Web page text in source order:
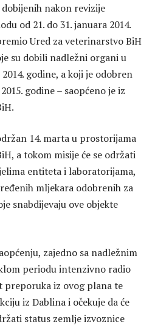
nakon revizije
od 21. do 31. januara 2014.
Ured za veterinarstvo BiH
su dobili nadležni organi u
godine, a koji je odobren
godine – saopćeno je iz
14. marta u prostorijama
a tokom misije će se održati
entiteta i laboratorijama,
mljekara odobrenih za
snabdijevaju ove objekte
zajedno sa nadležnim
periodu intenzivno radio
preporuka iz ovog plana te
iz Dablina i očekuje da će
status zemlje izvoznice